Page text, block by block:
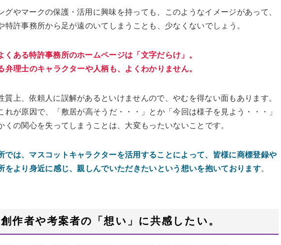
グやマークの保護・活用に興味を持っても、このようなイメージがあって、
特許事務所から足が遠のいてしまうことも、少なくないでしょう。
くある特許事務所のホームページは「文字だらけ」。
弁理士のキャラクターや人柄も、よくわかりません。
質上、依頼人に誤解があるといけませんので、やむを得ない面もあります。
れが原因で、「敷居が高そうだ・・・」とか「今回は様子を見よう・・・」
くの関心を失ってしまうことは、大変もったいないことです。
では、マスコットキャラクターを活用することによって、皆様に商標登録や
をより身近に感じ、親しんでいただきたいという想いを抱いております。
創作者や考案者の「想い」に共感したい。